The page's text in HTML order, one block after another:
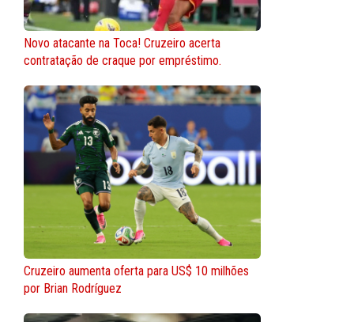
Novo atacante na Toca! Cruzeiro acerta
contratação de craque por empréstimo.
Cruzeiro aumenta oferta para US$ 10 milhões
por Brian Rodríguez